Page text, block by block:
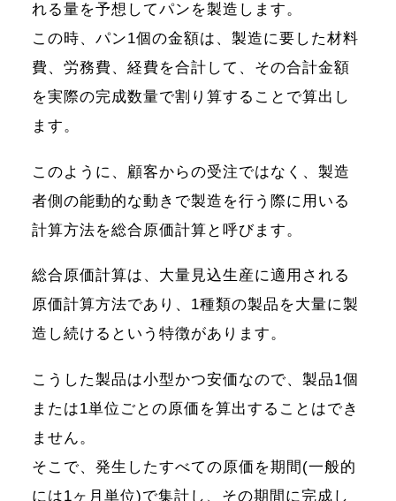
れる量を予想してパンを製造します。
この時、パン1個の金額は、製造に要した材料
費、労務費、経費を合計して、その合計金額
を実際の完成数量で割り算することで算出し
ます。
このように、顧客からの受注ではなく、製造
者側の能動的な動きで製造を行う際に用いる
計算方法を総合原価計算と呼びます。
総合原価計算は、大量見込生産に適用される
原価計算方法であり、1種類の製品を大量に製
造し続けるという特徴があります。
こうした製品は小型かつ安価なので、製品1個
または1単位ごとの原価を算出することはでき
ません。
そこで、発生したすべての原価を期間(一般的
には1ヶ月単位)で集計し、その期間に完成し